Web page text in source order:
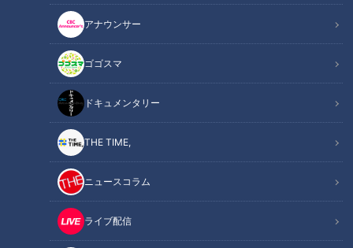
アナウンサー
ゴゴスマ
ドキュメンタリー
THE TIME,
ニュースコラム
ライブ配信
関連リンク
月20日放送）【３分クッキング公式】
材料（2人分）
作り方
オススメ関連コンテンツ